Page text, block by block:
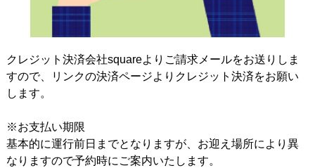
の
クレジット決済会社squareよりご請求メールをお送りしま
すので、リンクの決済ページよりクレジット決済をお願い
します。
※お支払い期限
基本的に運行前日までとなりますが、お迎え場所により異
なりますので予約時にご案内いたします。